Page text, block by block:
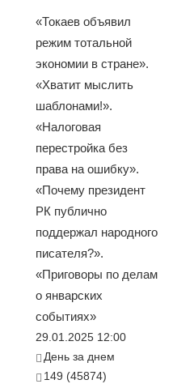
«Токаев объявил
режим тотальной
экономии в стране».
«Хватит мыслить
шаблонами!».
«Налоговая
перестройка без
права на ошибку».
«Почему президент
РК публично
поддержал народного
писателя?».
«Приговоры по делам
о январских
событиях»
29.01.2025 12:00
День за днем
149 (45874)